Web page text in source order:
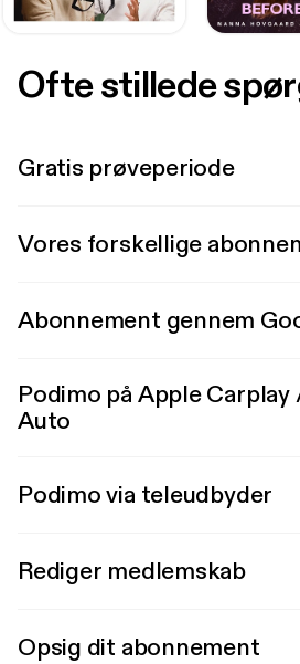
Ofte stillede
Gratis prøveperiode
Vores forskellige
Abonnement gennem
Podimo på Apple
Auto
Podimo via teleudbyder
Rediger medlemskab
Opsig dit abonnement